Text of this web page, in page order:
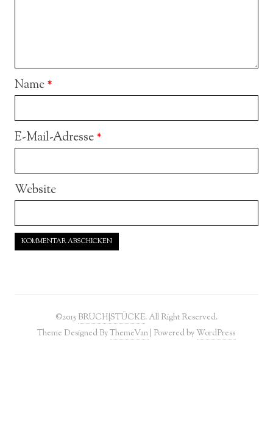
Name*
E-Mail-Adresse*
Website
©2015 BRUCH|STÜCKE. All Right Reserved.
Theme Designed ByThemeVan | Powered by WordPress